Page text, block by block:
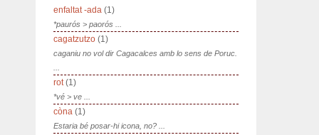
enfaltat -ada (1)
*paurós > paorós ...
cagatzutzo (1)
caganiu no vol dir Cagacalces amb lo sens de Poruc.
rot(1)
*vé > ve ...
còna (1)
Estaria bé posar-hi icona, no? ...